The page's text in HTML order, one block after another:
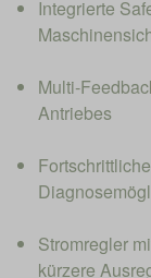
Integrierte
Multi-
Antriebes
Stromregler
kürzere